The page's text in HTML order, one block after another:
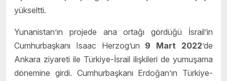
yükseltti.
Yunanistan’ın projede ana ortağı gördüğü İsrail’in
Cumhurbaşkanı Isaac Herzog’un 9 Mart 2022’de
Ankara ziyareti ile Türkiye-İsrail ilişkileri de yumuşama
dönemine girdi. Cumhurbaşkanı Erdoğan’ın Türkiye-